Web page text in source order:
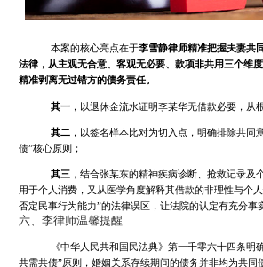
本案的核心亮点在于李雪静律师精准把握夫妻共
法律，从主观无合意、客观无必要、款项非共用三个维
精准剥离无过错方的债务责任。
其一 ，以退休金流水证明李某华无借款必要，从
其二 ，以签名样本比对为切入点，明确排除共同
债”核心原则；
其三 ，结合张某东的精神疾病诊断、抢救记录及
用于个人消费，又从医学角度解释其借款的非理性与个
否定民事行为能力”的法律误区，让法院的认定有充分事
六、李律师温馨提醒
《中华人民共和国民法典》第一千零六十四条明
共需共债”原则，婚姻关系存续期间的债务并非均为共同